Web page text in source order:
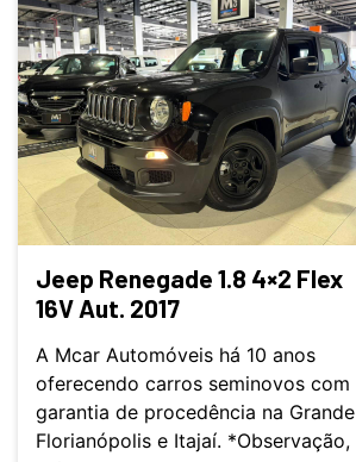
Jeep Renegade 1.8 4×2 Flex
16V Aut. 2017
A Mcar Automóveis há 10 anos
oferecendo carros seminovos com
garantia de procedência na Grande
Florianópolis e Itajaí. *Observação,